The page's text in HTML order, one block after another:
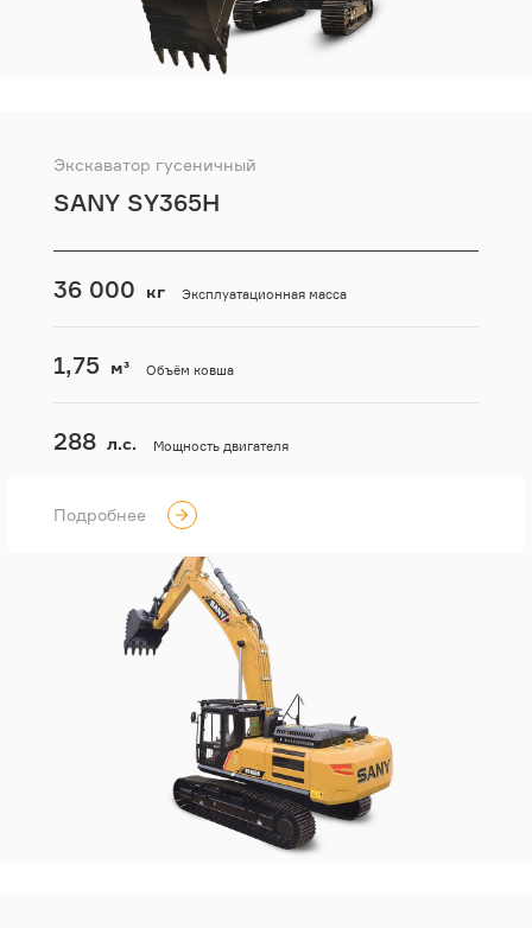
Экскаватор гусеничный
SANY SY365H
Эксплуатационная масса
36 000 кг
Объём ковша
1,75 м³
Мощность двигателя
288 л.с.
Подробнее